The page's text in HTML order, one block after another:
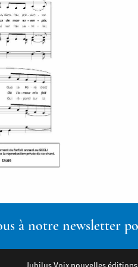
à notre newsletter